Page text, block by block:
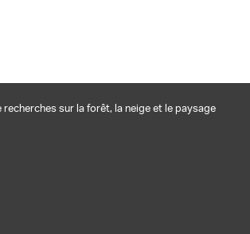
sur la forêt, la neige et le paysage